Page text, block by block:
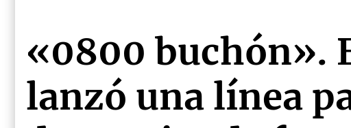
«0800 buchón».
lanzó una línea